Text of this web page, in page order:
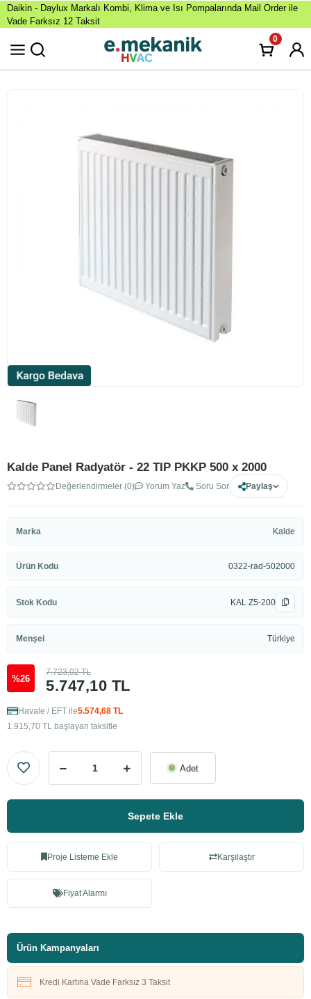
Daikin - Daylux Markalı Kombi, Klima ve Isı Pompalarında Mail Order ile
Vade Farksız 12 Taksit
0
Kalde Panel Radyatör - 22 TIP PKKP 500 x 2000
Değerlendirmeler (0) Yorum Yaz Soru Sor Paylaş
Marka Kalde
Ürün Kodu 0322-rad-502000
Stok Kodu KAL Z5-200
Menşei Türkiye
%26 5.747,10 TL
7.723,02 TL
Havale / EFT ile5.574,68 TL
1.915,70 TL başlayan taksitle
Adet
Sepete Ekle
Proje Listeme Ekle Karşılaştır
Fiyat Alarmı
Ürün Kampanyaları
Kredi Kartına Vade Farksız 3 Taksit